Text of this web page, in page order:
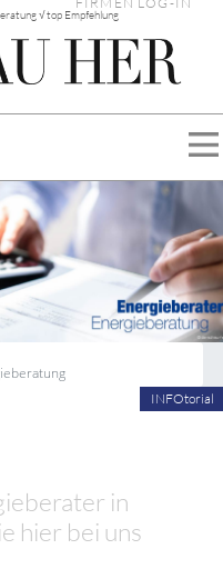
√ top Empfehlung
INFOtorial
in
hier bei uns